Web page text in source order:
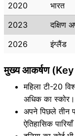
2020
भारत
2023
दक्षिण
2026
इंग्लैंड
मुख्य आकर्षण
महिला टी-20
अधिक का स्कोर।
अपने पिछले तीन
ऐतिहासिक